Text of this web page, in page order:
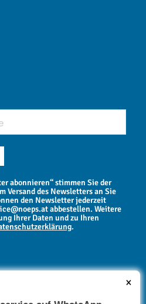
abonnieren“ stimmen Sie der
Versand des Newsletters an Sie
den Newsletter jederzeit
abbestellen. Weitere
Ihrer Daten und zu Ihren
.
×